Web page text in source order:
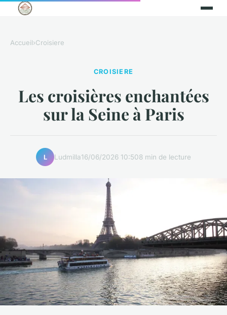
Accueil›Croisiere
CROISIERE
Les croisières enchantées
sur la Seine à Paris
L Ludmilla16/06/2026 10:508 min de lecture